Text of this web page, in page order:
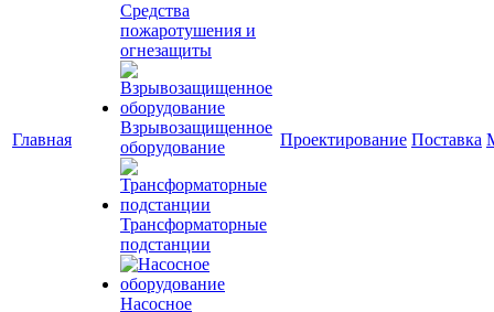
Главная
Средства
пожаротушения и
огнезащиты
Взрывозащищенное
оборудование
Трансформаторные
подстанции
Насосное
Проектирование Поставка